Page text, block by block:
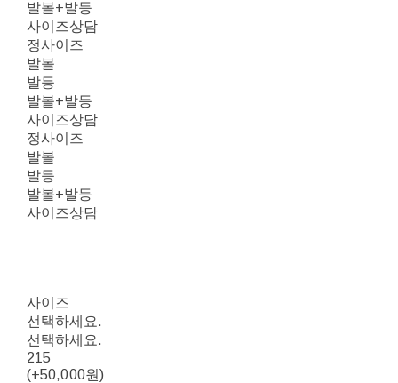
발볼+발등
사이즈상담
정사이즈
발볼
발등
발볼+발등
사이즈상담
정사이즈
발볼
발등
발볼+발등
사이즈상담
사이즈
선택하세요.
선택하세요.
215
(+50,000원)